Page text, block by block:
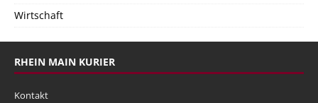
Wirtschaft
RHEIN MAIN KURIER
Kontakt